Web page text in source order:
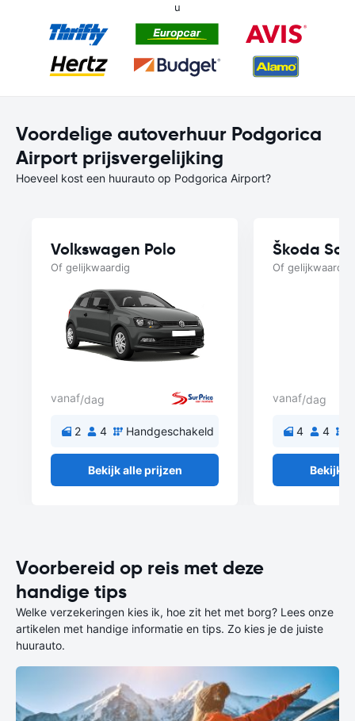
u
Voordelige autoverhuur Podgorica
Airport prijsvergelijking
Hoeveel kost een huurauto op Podgorica Airport?
Volkswagen Polo
Of gelijkwaardig
vanaf/dag
2 4 Handgeschakeld
Bekijk alle prijzen
Škoda
Of gelijkwaardig
vanaf/dag
4 4
Bekijk
Voorbereid op reis met deze
handige tips
Welke verzekeringen kies ik, hoe zit het met borg? Lees onze
artikelen met handige informatie en tips. Zo kies je de juiste
huurauto.